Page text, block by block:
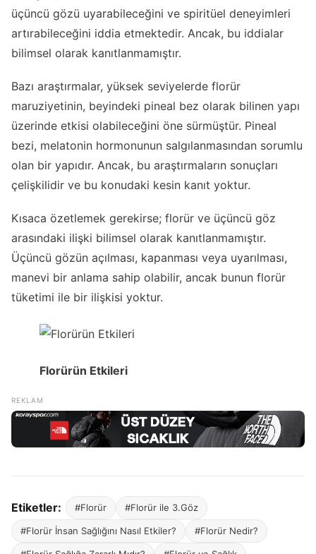
üçüncü gözü uyarabileceğini ve spiritüel deneyimleri
artırabileceğini iddia etmektedir. Ancak, bu iddialar
bilimsel olarak kanıtlanmamıştır.
Bazı araştırmalar, yüksek seviyelerde florür
maruziyetinin, beyindeki pineal bez olarak bilinen yapı
üzerinde etkisi olabileceğini öne sürmüştür. Pineal
bezi, melatonin hormonunun salgılanmasından sorumlu
olan bir yapıdır. Ancak, bu araştırmaların sonuçları
çelişkilidir ve bu konudaki kesin kanıt yoktur.
Kısaca özetlemek gerekirse; florür ve üçüncü göz
arasındaki ilişki bilimsel olarak kanıtlanmamıştır.
Üçüncü gözün açılması, kapanması veya uyarılması,
manevi bir anlama sahip olabilir, ancak bunun florür
tüketimi ile bir ilişkisi yoktur.
Florürün Etkileri
Etiketler: #Florür #Florür ile 3.Göz
#Florür İnsan Sağlığını Nasıl Etkiler? #Florür Nedir?